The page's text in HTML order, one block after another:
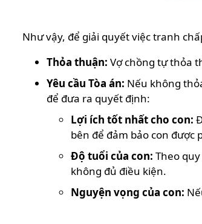
Như vậy, để giải quyết việc tranh
Thỏa thuận: Vợ chồng tự thỏa
Yêu cầu Tòa án: Nếu không
để đưa ra quyết định:
Lợi ích tốt nhất cho con:
bên để đảm bảo con
Độ tuổi của con: Theo
không đủ điều kiện.
Nguyện vọng của con: